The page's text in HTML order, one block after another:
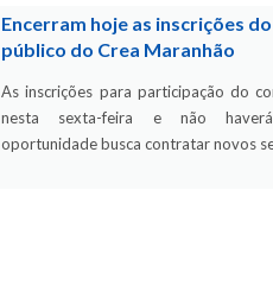
Encerram hoje as inscrições
público do Crea Maranhão
As inscrições para participação do
nesta sexta-feira e não
oportunidade busca contratar novos